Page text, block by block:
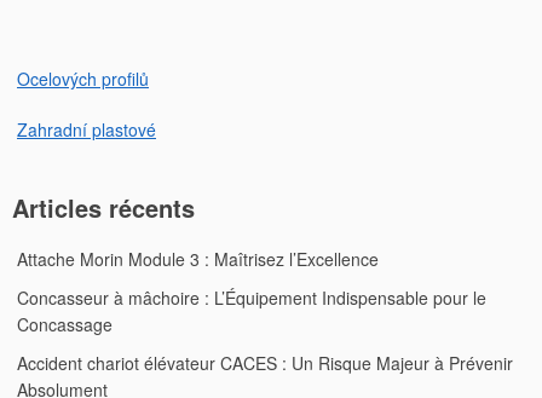
Ocelových profilů
Zahradní plastové
Articles récents
Attache Morin Module 3 : Maîtrisez l’Excellence
Concasseur à mâchoire : L’Équipement Indispensable pour le
Concassage
Accident chariot élévateur CACES : Un Risque Majeur à Prévenir
Absolument